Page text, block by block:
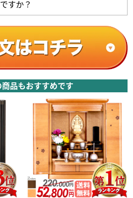
スライド式仏具板
LED照明を標準装備（スイッチ
は欄間の右側裏に）
すか？
商品もおすすめです